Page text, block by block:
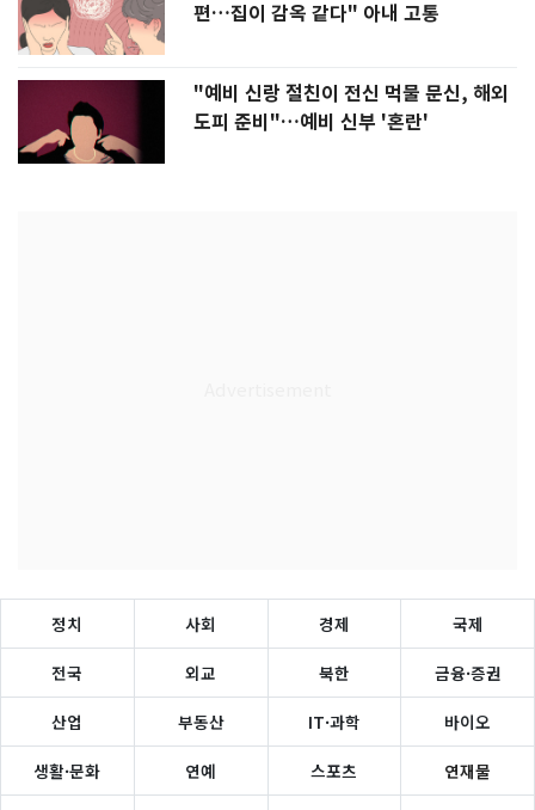
편…집이 감옥 같다" 아내 고통
"예비 신랑 절친이 전신 먹물 문신, 해외
도피 준비"…예비 신부 '혼란'
정치 사회 경제 국제
전국 외교 북한 금융·증권
산업 부동산 IT·과학 바이오
생활·문화 연예 스포츠 연재물